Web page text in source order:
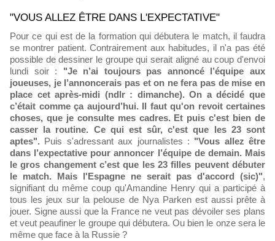
"VOUS ALLEZ ÊTRE DANS L'EXPECTATIVE"
Pour ce qui est de la formation qui débutera le match, il faudra
se montrer patient. Contrairement aux habitudes, il n'a pas été
possible de dessiner le groupe qui serait aligné au coup d'envoi
lundi soir : "Je n’ai toujours pas annoncé l’équipe aux
joueuses, je l’annoncerais pas et on ne fera pas de mise en
place cet après-midi (ndlr : dimanche). On a décidé que
c’était comme ça aujourd’hui. Il faut qu'on revoit certaines
choses, que je consulte mes cadres. Et puis c'est bien de
casser la routine. Ce qui est sûr, c'est que les 23 sont
aptes". Puis s'adressant aux journalistes : "Vous allez être
dans l’expectative pour annoncer l’équipe de demain. Mais
le gros changement c’est que les 23 filles peuvent débuter
le match. Mais l'Espagne ne serait pas d'accord (sic)",
signifiant du même coup qu'Amandine Henry qui a participé à
tous les jeux sur la pelouse de Nya Parken est aussi prête à
jouer. Signe aussi que la France ne veut pas dévoiler ses plans
et veut peaufiner le groupe qui débutera. Ou bien le onze sera le
même que face à la Russie ?